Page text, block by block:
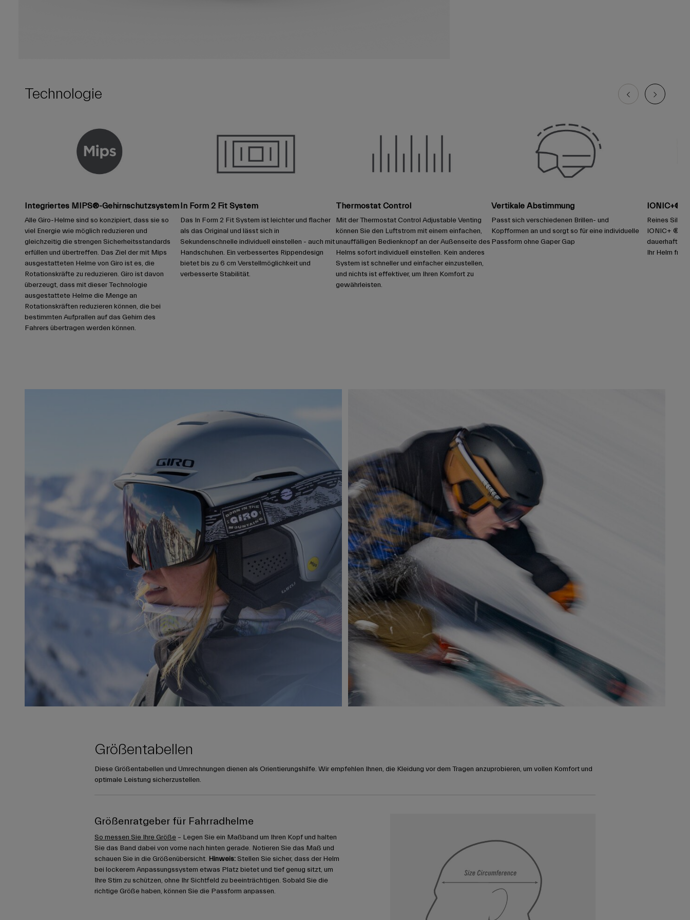
Technologie
Integriertes MIPS®-Gehirnschutzsystem
Alle Giro-Helme sind so konzipiert, dass sie so
viel Energie wie möglich reduzieren und
gleichzeitig die strengen Sicherheitsstandards
erfüllen und übertreffen. Das Ziel der mit Mips
ausgestatteten Helme von Giro ist es, die
Rotationskräfte zu reduzieren. Giro ist davon
überzeugt, dass mit dieser Technologie
ausgestattete Helme die Menge an
Rotationskräften reduzieren können, die bei
bestimmten Aufprallen auf das Gehirn des
Fahrers übertragen werden können.
In Form 2 Fit System
Das In Form 2 Fit System ist leichter und flacher
als das Original und lässt sich in
Sekundenschnelle individuell einstellen - auch mit
Handschuhen. Ein verbessertes Rippendesign
bietet bis zu 6 cm Verstellmöglichkeit und
verbesserte Stabilität.
Thermostat Control
Mit der Thermostat Control Adjustable Venting
können Sie den Luftstrom mit einem einfachen,
unauffälligen Bedienknopf an der Außenseite des
Helms sofort individuell einstellen. Kein anderes
System ist schneller und einfacher einzustellen,
und nichts ist effektiver, um Ihren Komfort zu
gewährleisten.
Vertikale Abstimmung
Passt sich verschiedenen Brillen- und
Kopfformen an und sorgt so für eine individuelle
Passform ohne Gaper Gap
IONIC+®
Reines
IONIC+ ®
dauerhaften
Ihr Helm
Größentabellen
Diese Größentabellen und Umrechnungen dienen als Orientierungshilfe. Wir empfehlen Ihnen, die Kleidung vor dem Tragen anzuprobieren, um vollen Komfort und
optimale Leistung sicherzustellen.
Größenratgeber für Fahrradhelme
So messen Sie Ihre Größe – Legen Sie ein Maßband um Ihren Kopf und halten
Sie das Band dabei von vorne nach hinten gerade. Notieren Sie das Maß und
schauen Sie in die Größenübersicht. Hinweis: Stellen Sie sicher, dass der Helm
bei lockerem Anpassungssystem etwas Platz bietet und tief genug sitzt, um
Ihre Stirn zu schützen, ohne Ihr Sichtfeld zu beeinträchtigen. Sobald Sie die
richtige Größe haben, können Sie die Passform anpassen.